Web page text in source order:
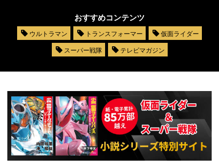
おすすめコンテンツ
ウルトラマン トランスフォーマー
仮面ライダー
スーパー戦隊
テレビマガジン